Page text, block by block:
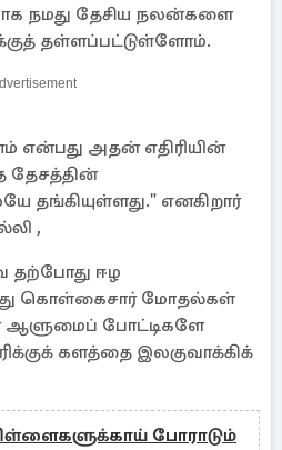
நமது தேசிய நலன்களை
தள்ளப்பட்டுள்ளோம்.
என்பது அதன் எதிரியின்
தங்கியுள்ளது." எனகிறார்
,
தற்போது ஈழ
கொள்கைசார் மோதல்கள்
ஆளுமைப் போட்டிகளே
களத்தை இலகுவாக்கிக்
போராடும்